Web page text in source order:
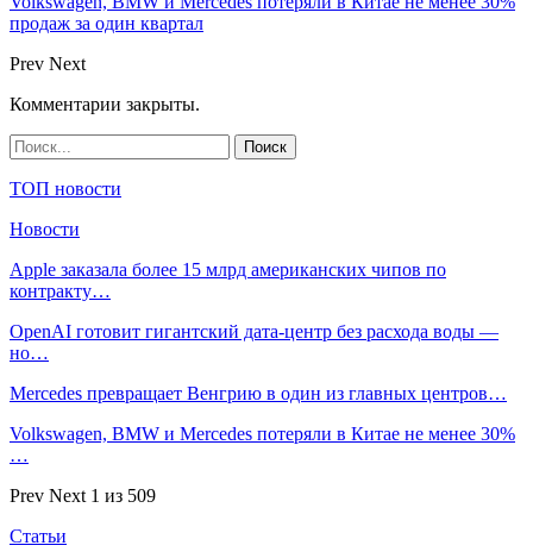
продаж за один квартал
Prev Next
Комментарии закрыты.
ТОП новости
Новости
Apple заказала более 15 млрд американских чипов по
контракту…
OpenAI готовит гигантский дата-центр без расхода воды —
но…
Mercedes превращает Венгрию в один из главных центров…
Volkswagen, BMW и Mercedes потеряли в Китае не менее 30%
…
Prev Next 1 из 509
Статьи